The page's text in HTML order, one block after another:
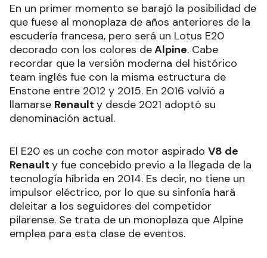
En un primer momento se barajó la posibilidad de
que fuese al monoplaza de años anteriores de la
escudería francesa, pero será un Lotus E20
decorado con los colores deAlpine. Cabe
recordar que la versión moderna del histórico
team inglés fue con la misma estructura de
Enstone entre 2012 y 2015. En 2016 volvió a
llamarse Renault y desde 2021 adoptó su
denominación actual.
El E20 es un coche con motor aspirado V8 de
Renault y fue concebido previo a la llegada de la
tecnología híbrida en 2014. Es decir, no tiene un
impulsor eléctrico, por lo que su sinfonía hará
deleitar a los seguidores del competidor
pilarense. Se trata de un monoplaza que Alpine
emplea para esta clase de eventos.